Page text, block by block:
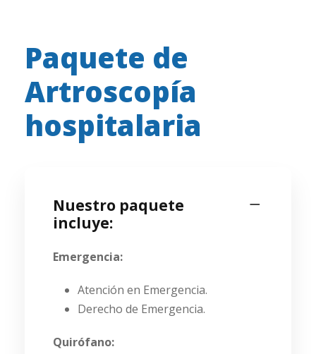
Paquete de
Artroscopía
hospitalaria
Nuestro paquete
incluye:
Emergencia:
Atención en Emergencia.
Derecho de Emergencia.
Quirófano: